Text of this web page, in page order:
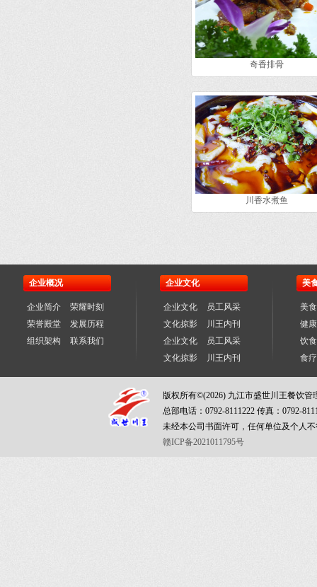
奇香排骨
川香水煮鱼
企业概况
企业简介
荣耀时刻
荣誉殿堂
发展历程
组织架构
联系我们
企业文化
企业文化
员工风采
文化掠影
川王内刊
企业文化
员工风采
文化掠影
川王内刊
美
美
健
饮
食
版权所有©(2026) 九江市盛世川王餐饮管
总部电话：0792-8111222 传真：0792-
未经本公司书面许可，任何单位及个人
赣ICP备2021011795号